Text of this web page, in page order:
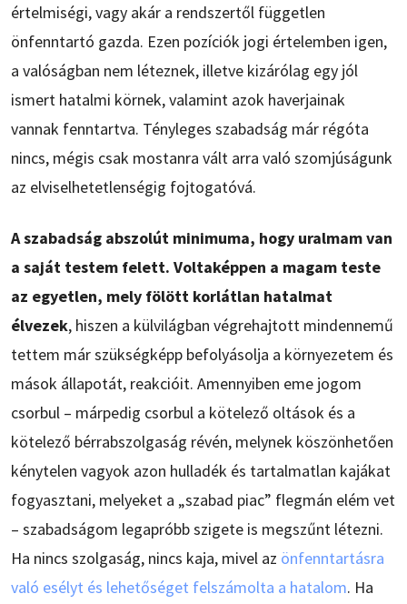
értelmiségi, vagy akár a rendszertől független
önfenntartó gazda. Ezen pozíciók jogi értelemben igen,
a valóságban nem léteznek, illetve kizárólag egy jól
ismert hatalmi körnek, valamint azok haverjainak
vannak fenntartva. Tényleges szabadság már régóta
nincs, mégis csak mostanra vált arra való szomjúságunk
az elviselhetetlenségig fojtogatóvá.
A szabadság abszolút minimuma, hogy uralmam van
a saját testem felett. Voltaképpen a magam teste
az egyetlen, mely fölött korlátlan hatalmat
élvezek, hiszen a külvilágban végrehajtott mindennemű
tettem már szükségképp befolyásolja a környezetem és
mások állapotát, reakcióit. Amennyiben eme jogom
csorbul – márpedig csorbul a kötelező oltások és a
kötelező bérrabszolgaság révén, melynek köszönhetően
kénytelen vagyok azon hulladék és tartalmatlan kajákat
fogyasztani, melyeket a „szabad piac” flegmán elém vet
– szabadságom legapróbb szigete is megszűnt létezni.
Ha nincs szolgaság, nincs kaja, mivel az önfenntartásra
való esélyt és lehetőséget felszámolta a hatalom. Ha